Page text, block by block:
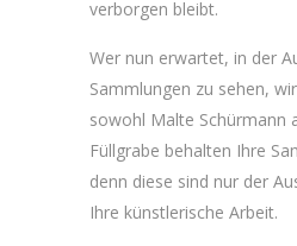
verborgen bleibt.
Wer nun erwartet, in der
Sammlungen zu sehen,
sowohl Malte Schürmann
Füllgrabe behalten Ihre
denn diese sind nur der
Ihre künstlerische Arbeit.